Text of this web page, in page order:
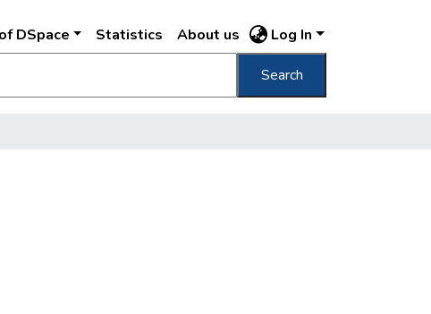
DSpace Statistics About us Log In
Search